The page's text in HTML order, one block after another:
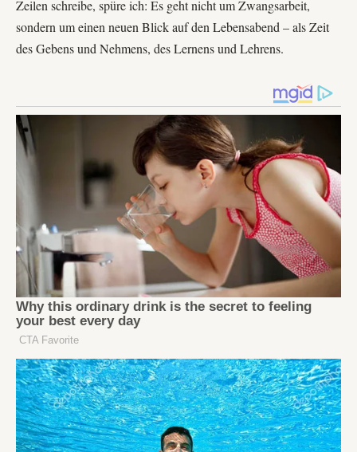
Zeilen schreibe, spüre ich: Es geht nicht um Zwangsarbeit,
sondern um einen neuen Blick auf den Lebensabend – als Zeit
des Gebens und Nehmens, des Lernens und Lehrens.